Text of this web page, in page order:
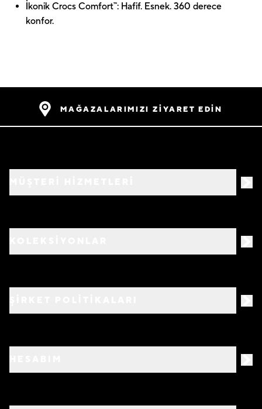
İkonik Crocs Comfort™: Hafif. Esnek. 360 derece
konfor.
MAĞAZALARIMIZI ZİYARET EDİN